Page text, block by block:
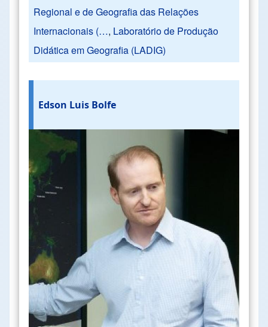
Regional e de Geografia das Relações
Internacionais (…, Laboratório de Produção
Didática em Geografia (LADIG)
Edson Luis Bolfe